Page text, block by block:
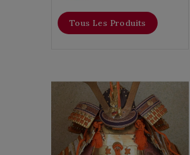
Tous Les Produits
YOROI KABUTO